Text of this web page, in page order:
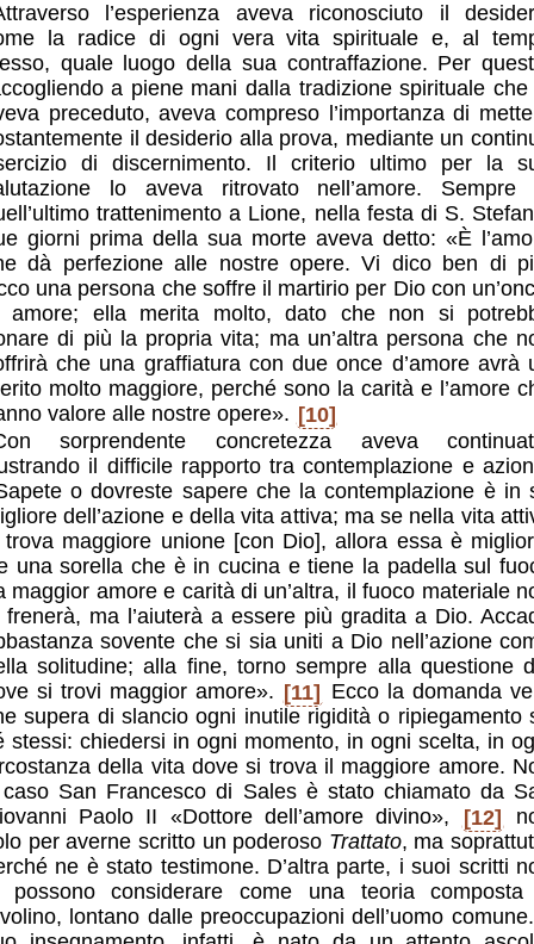
l’esperienza aveva riconosciuto il
la radice di ogni vera vita spirituale e, al
quale luogo della sua contraffazione. Per
a piene mani dalla tradizione spirituale che
preceduto, aveva compreso l’importanza di
il desiderio alla prova, mediante un
di discernimento. Il criterio ultimo per la
lo aveva ritrovato nell’amore. Sempre
trattenimento a Lione, nella festa di S.
giorni prima della sua morte aveva detto: «È
dà perfezione alle nostre opere. Vi dico ben di
una persona che soffre il martirio per Dio con
amore; ella merita molto, dato che non si
di più la propria vita; ma un’altra persona che
che una graffiatura con due once d’amore avrà
molto maggiore, perché sono la carità e l’amore
valore alle nostre opere». [10]
sorprendente concretezza aveva
il difficile rapporto tra contemplazione e
o dovreste sapere che la contemplazione è in
dell’azione e della vita attiva; ma se nella vita
trova maggiore unione [con Dio], allora essa è
una sorella che è in cucina e tiene la padella sul
maggior amore e carità di un’altra, il fuoco materiale
frenerà, ma l’aiuterà a essere più gradita a Dio.
sovente che si sia uniti a Dio nell’azione
solitudine; alla fine, torno sempre alla questione
si trovi maggior amore». [11] Ecco la domanda
supera di slancio ogni inutile rigidità o ripiegamento
stessi: chiedersi in ogni momento, in ogni scelta, in
della vita dove si trova il maggiore amore.
San Francesco di Sales è stato chiamato da
Paolo II «Dottore dell’amore divino»,
[12]
per averne scritto un poderoso Trattato, ma
ne è stato testimone. D’altra parte, i suoi scritti
possono considerare come una teoria
lontano dalle preoccupazioni dell’uomo